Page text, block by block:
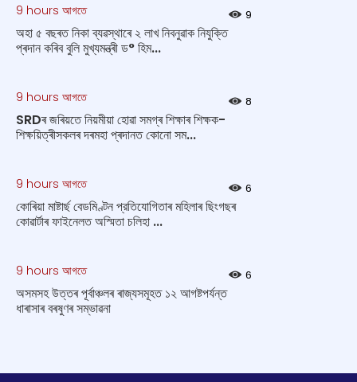
9 hours আগতে 9
অহা ৫ বছৰত নিকা ব্যৱস্থাৰে ২ লাখ নিবনুৱাক নিযুক্তি
প্ৰদান কৰিব বুলি মুখ্যমন্ত্ৰী ড° হিম...
9 hours আগতে 8
SRDৰ জৰিয়তে নিয়মীয়া হোৱা সমগ্ৰ শিক্ষাৰ শিক্ষক-
শিক্ষয়িত্ৰীসকলৰ দৰমহা প্ৰদানত কোনো সম...
9 hours আগতে 6
কোৰিয়া মাষ্টাৰ্ছ বেডমিণ্টন প্রতিযোগিতাৰ মহিলাৰ ছিংগছৰ
কোৱাৰ্টাৰ ফাইনেলত অস্মিতা চলিহা ...
9 hours আগতে 6
অসমসহ উত্তৰ পূৰ্বাঞ্চলৰ ৰাজ্যসমূহত ১২ আগষ্টপর্যন্ত
ধাৰাসাৰ বৰষুণৰ সম্ভাৱনা